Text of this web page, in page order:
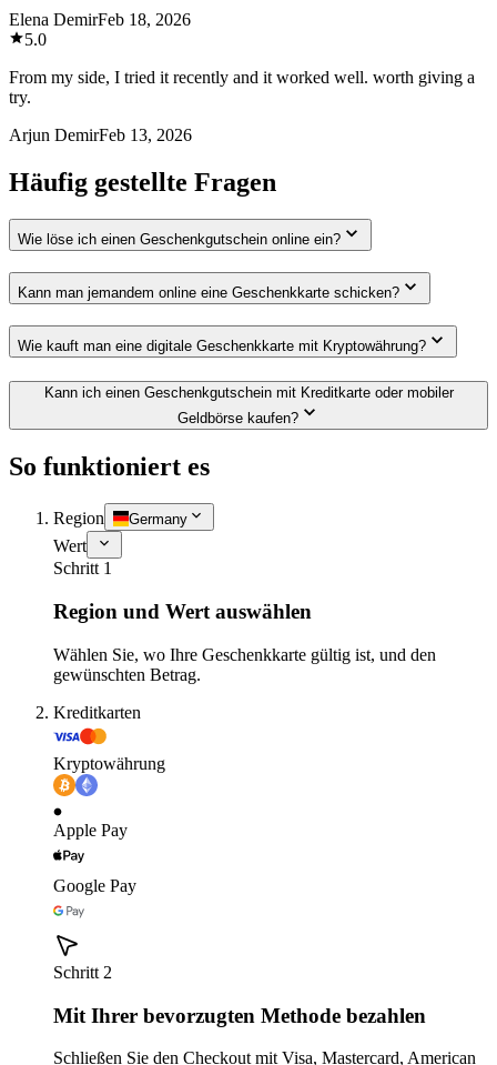
Elena DemirFeb 18, 2026
5.0
From my side, I tried it recently and it worked well. worth giving a
try.
Arjun DemirFeb 13, 2026
Häufig gestellte Fragen
Wie löse ich einen Geschenkgutschein online ein?
Kann man jemandem online eine Geschenkkarte schicken?
Wie kauft man eine digitale Geschenkkarte mit Kryptowährung?
Kann ich einen Geschenkgutschein mit Kreditkarte oder mobiler
Geldbörse kaufen?
So funktioniert es
Region Germany
Wert
Schritt 1
Region und Wert auswählen
Wählen Sie, wo Ihre Geschenkkarte gültig ist, und den
gewünschten Betrag.
Kreditkarten
Kryptowährung
Apple Pay
Google Pay
Schritt 2
Mit Ihrer bevorzugten Methode bezahlen
Schließen Sie den Checkout mit Visa, Mastercard, American